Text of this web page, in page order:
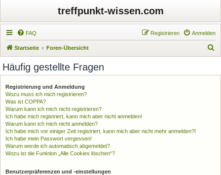
treffpunkt-wissen.com
FAQ Anmelden
Registrieren
Startseite Foren-Übersicht
Häufig gestellte Fragen
Registrierung und Anmeldung
Wozu muss ich mich registrieren?
Was ist COPPA?
Warum kann ich mich nicht registrieren?
Ich habe mich registriert, kann mich aber nicht anmelden!
Warum kann ich mich nicht anmelden?
Ich habe mich vor einiger Zeit registriert, kann mich aber nicht mehr anmelden?!
Ich habe mein Passwort vergessen!
Warum werde ich automatisch abgemeldet?
Wozu ist die Funktion „Alle Cookies löschen“?
Benutzerpräferenzen und -einstellungen